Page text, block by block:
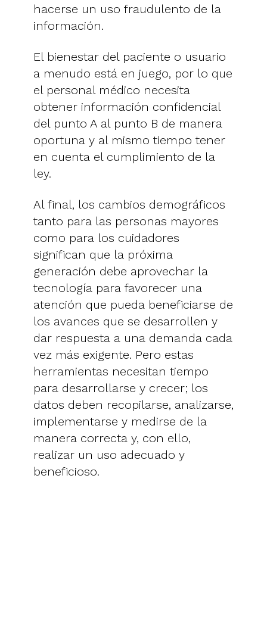
hacerse un uso fraudulento de la
información.
El bienestar del paciente o usuario
a menudo está en juego, por lo que
el personal médico necesita
obtener información confidencial
del punto A al punto B de manera
oportuna y al mismo tiempo tener
en cuenta el cumplimiento de la
ley.
Al final, los cambios demográficos
tanto para las personas mayores
como para los cuidadores
significan que la próxima
generación debe aprovechar la
tecnología para favorecer una
atención que pueda beneficiarse de
los avances que se desarrollen y
dar respuesta a una demanda cada
vez más exigente. Pero estas
herramientas necesitan tiempo
para desarrollarse y crecer; los
datos deben recopilarse, analizarse,
implementarse y medirse de la
manera correcta y, con ello,
realizar un uso adecuado y
beneficioso.